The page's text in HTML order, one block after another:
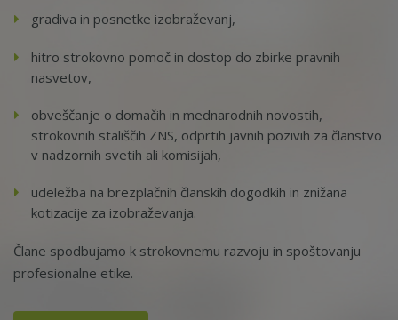
gradiva in posnetke izobraževanj,
hitro strokovno pomoč in dostop do zbirke pravnih
nasvetov,
obveščanje o domačih in mednarodnih novostih,
strokovnih stališčih ZNS, odprtih javnih pozivih za članstvo
v nadzornih svetih ali komisijah,
udeležba na brezplačnih članskih dogodkih in znižana
kotizacije za izobraževanja.
Člane spodbujamo k strokovnemu razvoju in spoštovanju
profesionalne etike.